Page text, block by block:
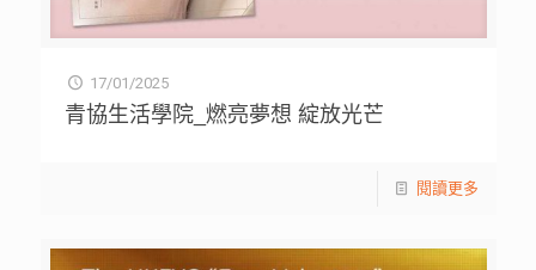
17/01/2025
青協生活學院_燃亮夢想 綻放光芒
閱讀更多